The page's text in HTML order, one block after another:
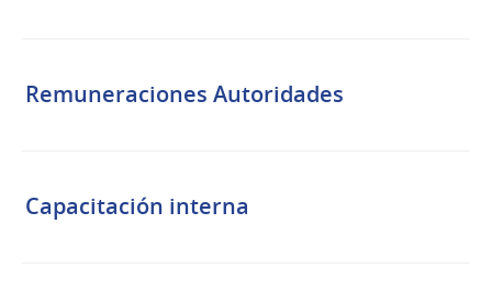
Remuneraciones Autoridades
Capacitación interna